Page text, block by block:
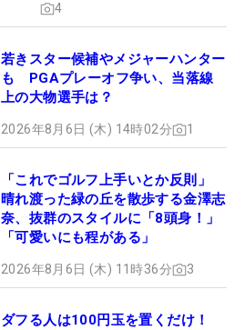
4
若きスター候補やメジャーハンター
も PGAプレーオフ争い、当落線
上の大物選手は？
2026年8月6日 (木) 14時02分 1
「これでゴルフ上手いとか反則」
晴れ渡った緑の丘を散歩する金澤志
奈、抜群のスタイルに「8頭身！」
「可愛いにも程がある」
2026年8月6日 (木) 11時36分 3
ダフる人は100円玉を置くだけ！